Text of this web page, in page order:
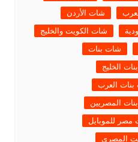
شات الأردن
شات الكويت والخليج
شات بنات
الخليج
العرب
المصريين
مصر للموبايل
المصرى